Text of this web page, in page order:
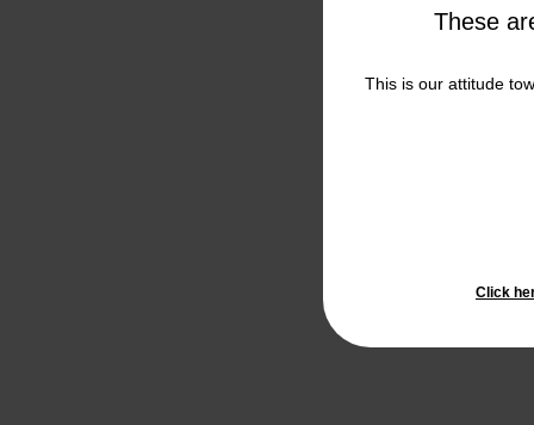
These
This is our attitude
Click